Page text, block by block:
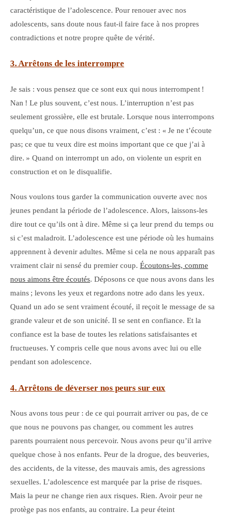
caractéristique de l’adolescence. Pour renouer avec nos
adolescents, sans doute nous faut-il faire face à nos propres
contradictions et notre propre quête de vérité.
3. Arrêtons de les interrompre
Je sais : vous pensez que ce sont eux qui nous interrompent !
Nan ! Le plus souvent, c’est nous. L’interruption n’est pas
seulement grossière, elle est brutale. Lorsque nous interrompons
quelqu’un, ce que nous disons vraiment, c’est : « Je ne t’écoute
pas; ce que tu veux dire est moins important que ce que j’ai à
dire. » Quand on interrompt un ado, on violente un esprit en
construction et on le disqualifie.
Nous voulons tous garder la communication ouverte avec nos
jeunes pendant la période de l’adolescence. Alors, laissons-les
dire tout ce qu’ils ont à dire. Même si ça leur prend du temps ou
si c’est maladroit. L’adolescence est une période où les humains
apprennent à devenir adultes. Même si cela ne nous apparaît pas
vraiment clair ni sensé du premier coup. Écoutons-les, comme
nous aimons être écoutés. Déposons ce que nous avons dans les
mains ; levons les yeux et regardons notre ado dans les yeux.
Quand un ado se sent vraiment écouté, il reçoit le message de sa
grande valeur et de son unicité. Il se sent en confiance. Et la
confiance est la base de toutes les relations satisfaisantes et
fructueuses. Y compris celle que nous avons avec lui ou elle
pendant son adolescence.
4. Arrêtons de déverser nos peurs sur eux
Nous avons tous peur : de ce qui pourrait arriver ou pas, de ce
que nous ne pouvons pas changer, ou comment les autres
parents pourraient nous percevoir. Nous avons peur qu’il arrive
quelque chose à nos enfants. Peur de la drogue, des beuveries,
des accidents, de la vitesse, des mauvais amis, des agressions
sexuelles. L’adolescence est marquée par la prise de risques.
Mais la peur ne change rien aux risques. Rien. Avoir peur ne
protège pas nos enfants, au contraire. La peur éteint